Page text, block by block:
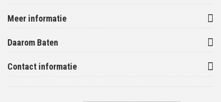
Meer informatie
Daarom Baten
Contact informatie